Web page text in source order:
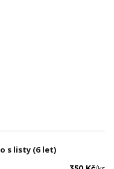
s listy (6 let)